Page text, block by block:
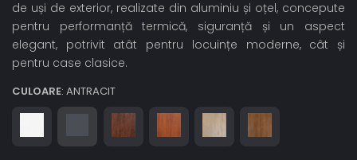
de uși de exterior, realizate din aluminiu și oțel, concepute
pentru performanță termică, siguranță și un aspect
elegant, potrivit atât pentru locuințe moderne, cât și
pentru case clasice.
CULOARE: ANTRACIT